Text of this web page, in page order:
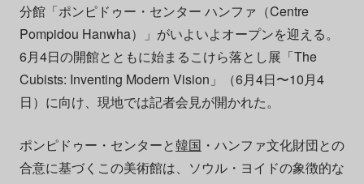
分館「ポンピドゥー・センター ハンファ（Centre
Pompidou Hanwha）」がいよいよオープンを迎える。
6月4日の開館とともに始まるこけら落とし展「The
Cubists: Inventing Modern Vision」（6月4日〜10月4
日）に向け、現地では記者会見が開かれた。
ポンピドゥー・センターと韓国 ・ハンファ文化財団との
合意に基づくこの美術館は、ソウル・ヨイドの象徴的な